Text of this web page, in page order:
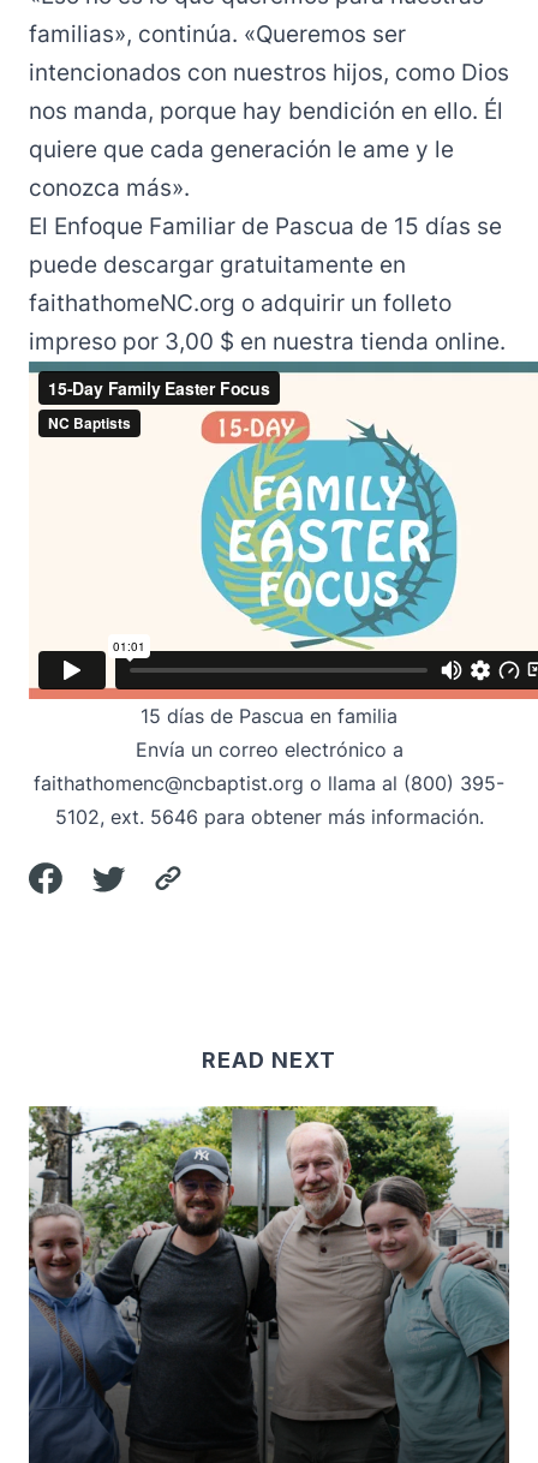
familias», continúa. «Queremos ser
intencionados con nuestros hijos, como Dios
nos manda, porque hay bendición en ello. Él
quiere que cada generación le ame y le
conozca más».
El Enfoque Familiar de Pascua de 15 días se
puede descargar gratuitamente en
faithathomeNC.org o adquirir un folleto
impreso por 3,00 $ en nuestra tienda online.
15 días de Pascua en familia
Envía un correo electrónico a
faithathomenc@ncbaptist.org o llama al (800) 395-
5102, ext. 5646 para obtener más información.
READ NEXT